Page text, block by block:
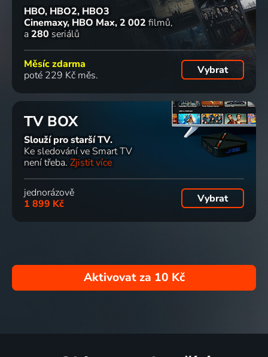
HBO, HBO2, HBO3
Cinemaxy, HBO Max 2 002 filmů
a 280 seriálů
Měsíc zdarma
poté 229 Kč měs.
Vybrat
TV BOX
Slouží pro starší TV.
Ke sledování ve Smart TV
není třeba. Zjistit více
jednorázově
1 899 Kč
Vybrat
Aktivovat za 10 Kč